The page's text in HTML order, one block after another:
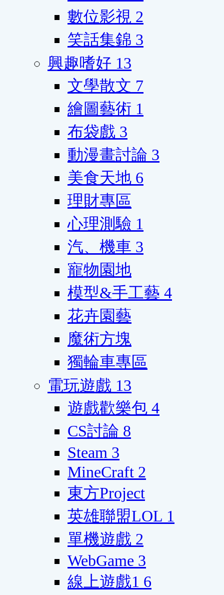
數位影視 2
笑話集錦 3
興趣嗜好 13
文學散文 7
繪圖藝術 1
布袋戲 3
動漫畫討論 3
美食天地 6
理財專區
心理測驗 1
汽、機車 3
寵物園地
模型&手工藝 4
花卉園藝
魔術方塊
獨輪車專區
電玩遊戲 13
遊戲歡樂包 4
CS討論 8
Steam 3
MineCraft 2
東方Project
英雄聯盟LOL 1
單機遊戲 2
WebGame 3
線上遊戲1 6